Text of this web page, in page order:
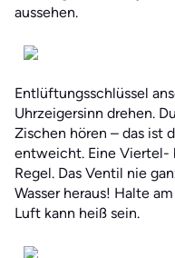
aussehen.
Entlüftungsschlüssel
Uhrzeigersinn drehen.
Zischen hören – das ist
entweicht. Eine Viertel-
Regel. Das Ventil nie
Wasser heraus! Halte
Luft kann heiß sein.